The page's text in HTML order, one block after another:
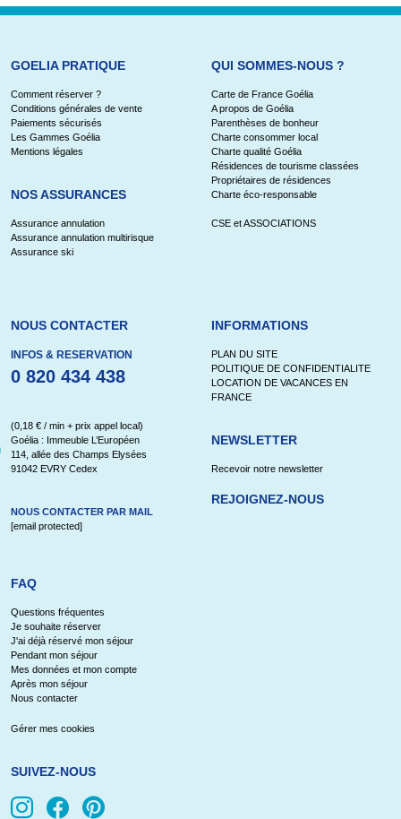
GOELIA PRATIQUE
Comment réserver ?
Conditions générales de vente
Paiements sécurisés
Les Gammes Goélia
Mentions légales
NOS ASSURANCES
Assurance annulation
Assurance annulation multirisque
Assurance ski
QUI SOMMES-NOUS ?
Carte de France Goélia
A propos de Goélia
Parenthèses de bonheur
Charte consommer local
Charte qualité Goélia
Résidences de tourisme classées
Propriétaires de résidences
Charte éco-responsable
CSE et ASSOCIATIONS
NOUS CONTACTER
INFOS & RESERVATION
0 820 434 438
(0,18 € / min + prix appel local)
Goélia : Immeuble L’Européen
114, allée des Champs Elysées
91042 EVRY Cedex
NOUS CONTACTER PAR MAIL
[email protected]
INFORMATIONS
PLAN DU SITE
POLITIQUE DE CONFIDENTIALITE
LOCATION DE VACANCES EN
FRANCE
NEWSLETTER
Recevoir notre newsletter
REJOIGNEZ-NOUS
FAQ
Questions fréquentes
Je souhaite réserver
J'ai déjà réservé mon séjour
Pendant mon séjour
Mes données et mon compte
Après mon séjour
Nous contacter
Gérer mes cookies
SUIVEZ-NOUS